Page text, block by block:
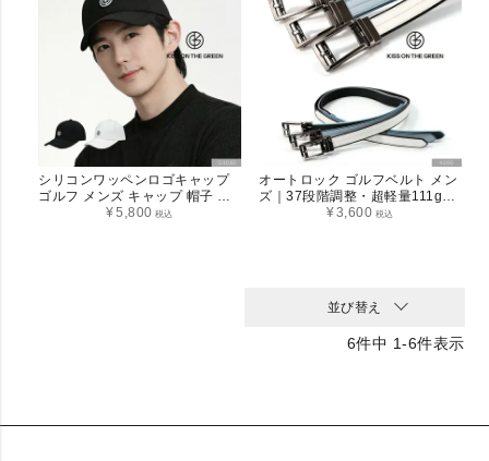
シリコンワッペンロゴキャップ
ゴルフ メンズ キャップ 帽子 ア
ジャスター付き サイズ調整可能
¥5,800 税込
オートロック ゴルフベルト メン
ズ｜37段階調整・超軽量111g・
カット調整可能 バックゴム
¥3,600 税込
並び替え
6件中 1-6件表示